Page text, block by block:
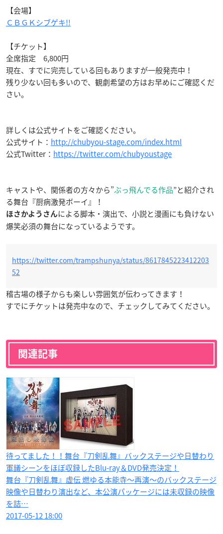
【会場】
ＣＢＧＫシブゲキ!!
【チケット】
全席指定 6,800円
現在、すでに完売している回もありますが一般発売中！
残り少ない回も多いので、観劇希望の方はお早めにご確認くだ
さい。
詳しくは公式サイトをご確認ください。
公式サイト： http://chubyou-stage.com/index.html
公式Twitter： https://twitter.com/chubyoustage
キャストや、関係者の方々から”ぶっ飛んでる作品”と紹介され
る舞台『厨病激発ボーイ』！
ほさかようさんによる脚本・演出で、小説と漫画にも負けない
爆笑必須の舞台になっているようです。
https://twitter.com/trampshunya/status/8617845223412203
52
稽古場の様子からも楽しい雰囲気が伝わってきます！
すでにチケットは発売中なので、チェックしてみてください。
関連記事
待ってました！！舞台『刀剣乱舞』バックステージや日替わり
軍議シーンをほぼ収録したBlu-ray＆DVD発売決定！
舞台『刀剣乱舞』虚伝 燃ゆる本能寺～再演～のバックステージ
映像や日替わり演出など、本公演パッケージには未収録の映像
を詰…
2017-05-12 18:00